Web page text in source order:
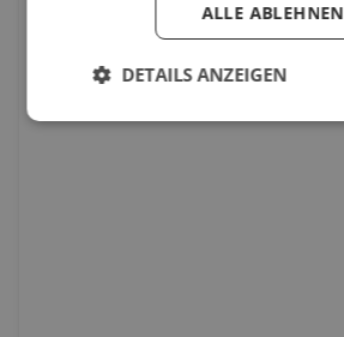
ALLE ABLEHNEN
DETAILS ANZEIGEN